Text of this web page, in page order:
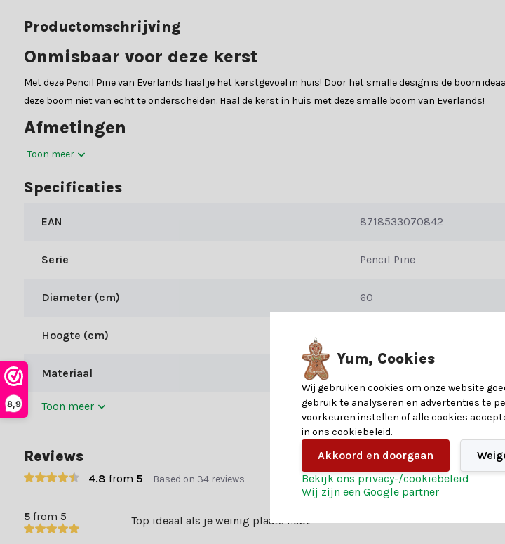
8,9
Productomschrijving
Onmisbaar voor deze kerst
Met deze Pencil Pine van Everlands haal je het kerstgevoel in huis! Door het smalle design is de boom
deze boom niet van echt te onderscheiden. Haal de kerst in huis met deze smalle boom van Everlands!
Afmetingen
Hoogte: 210 cmDiameter: 60 cm
Constructie en materiaal
binnen- en buitenkant van de takken zijn uitgevoerd met zachte naalden en maken de boom mooi vol.
Meegeleverd in de verpakking
Veiligheid en garantie
Op deze boom van Everlands zit er een garantie periode van 2 jaar. De bomen zijn EN71-2 gecertificeerd en
Toon meer
Specificaties
EAN 8718533070842
Serie Pencil Pine
Diameter (cm) 60
Hoogte (cm)
Materiaal
Toon meer
Reviews
4.8 from 5 Based on 34 reviews
5from 5 Top ideaal als je weinig plaats hebt
Yum, Cookies
Wij gebruiken cookies om onze website
gebruik te analyseren en advertenties te
voorkeuren instellen of alle cookies
in ons cookiebeleid.
Akkoord en doorgaan
Bekijk ons privacy-/cookiebeleid
Wij zijn een Google partner